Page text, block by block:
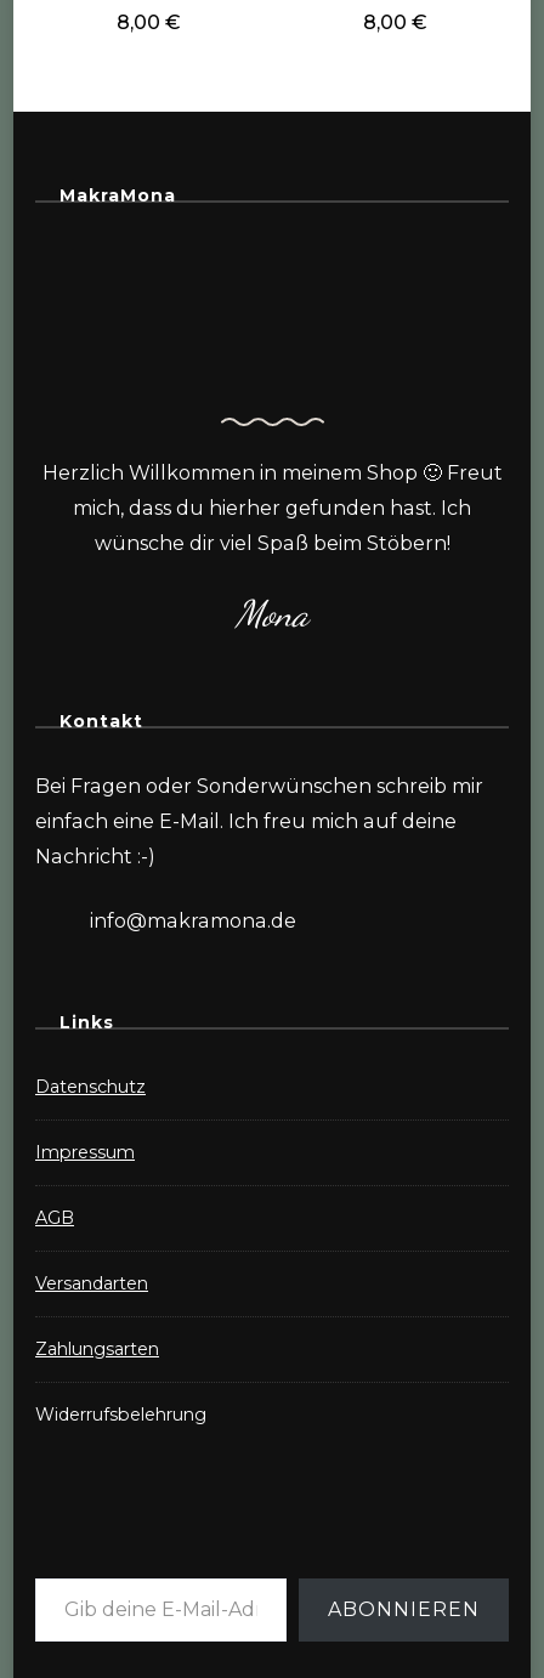
8,00€
8,00 €
MakraMona
Herzlich Willkommen in meinem Shop 🙂 Freut
mich, dass du hierher gefunden hast. Ich
wünsche dir viel Spaß beim Stöbern!
Mona
Kontakt
Bei Fragen oder Sonderwünschen schreib mir
einfach eine E-Mail. Ich freu mich auf deine
Nachricht :-)
info@makramona.de
Links
Datenschutz
Impressum
AGB
Versandarten
Zahlungsarten
Widerrufsbelehrung
Gib deine E-Mail-Adresse ein ...
ABONNIEREN